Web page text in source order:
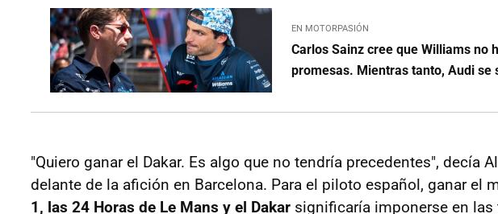
EN MOTORPASIÓN
Carlos Sainz cree que Williams no
promesas. Mientras tanto, Audi se
"Quiero ganar el Dakar. Es algo que no tendría precedentes", decía
delante de la afición en Barcelona. Para el piloto español, ganar el
1, las 24 Horas de Le Mans y el Dakar significaría imponerse en las